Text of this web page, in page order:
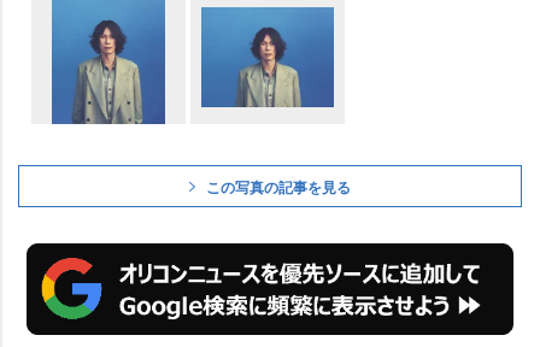
この写真の記事を見る